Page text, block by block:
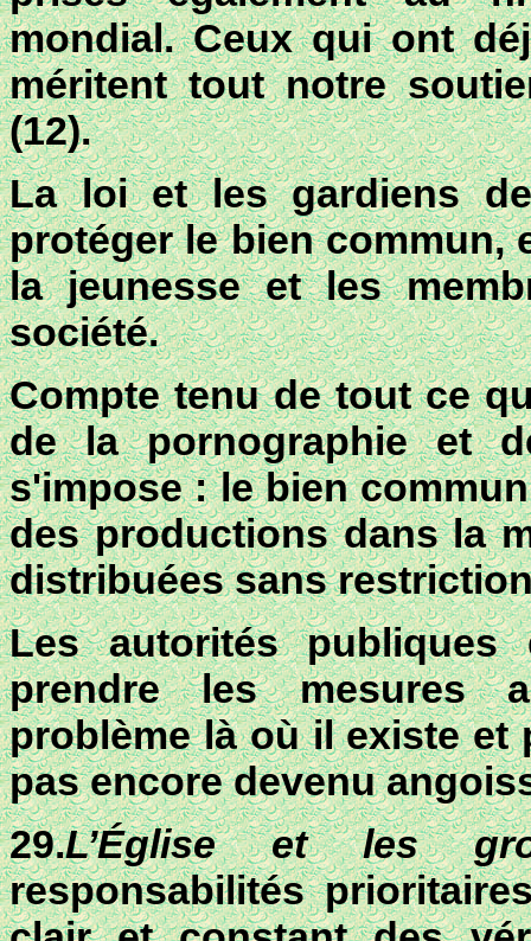
mondial. Ceux qui ont
méritent tout notre
(12).
La loi et les gardiens
protéger le bien commun,
la jeunesse et les
société.
Compte tenu de tout ce
de la pornographie et
s'impose :le bien
des productions dans la
distribuées sans
Les autorités
prendre les mesures
problème là où il existe
pas encore devenu
29.L’Église et les
responsabilités